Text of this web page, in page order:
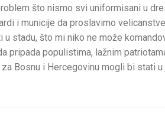
što nismo svi uniformisani u
i municije da proslavimo
stadu, što mi niko ne može
pripada populistima, lažnim
Bosnu i Hercegovinu mogli bi stati